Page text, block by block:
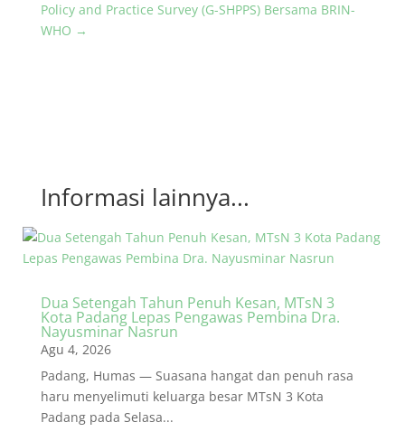
Policy and Practice Survey (G-SHPPS) Bersama BRIN-
WHO →
Informasi lainnya...
Dua Setengah Tahun Penuh Kesan, MTsN 3
Kota Padang Lepas Pengawas Pembina Dra.
Nayusminar Nasrun
Agu 4, 2026
Padang, Humas — Suasana hangat dan penuh rasa
haru menyelimuti keluarga besar MTsN 3 Kota
Padang pada Selasa...